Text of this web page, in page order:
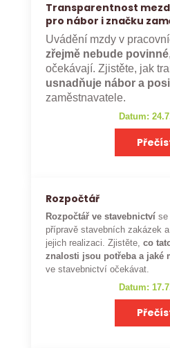
Transparentnost
pro nábor i značku
Uvádění mzdy v
zřejmě nebude povinné
očekávají. Zjistěte, jak
usnadňuje nábor a
zaměstnavatele.
Datum:
Rozpočtář
Rozpočtář ve stavebnictví se
přípravě stavebních zakázek
jejich realizaci. Zjistěte,co
znalosti jsou potřeba a jaké
ve stavebnictví očekávat.
Datum: